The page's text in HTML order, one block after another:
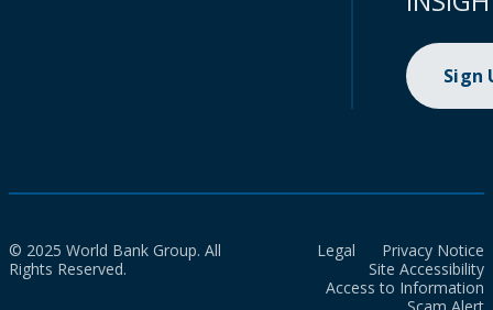
Sign
© 2025 World Bank Group. All
Rights Reserved.
Legal
Privacy Notice
Site Accessibility
Access to Information